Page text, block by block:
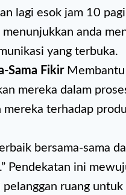
lagi esok jam 10
menunjukkan anda
yang terbuka.
Sama FikirMembantu
mereka dalam
mereka terhadap
bersama-sama
Pendekatan ini
pelanggan ruang